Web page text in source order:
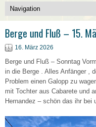
Berge und Fluß – 15.
16. März 2026
Berge und Fluß – Sonntag
in die Berge . Alles Anfänger ,
Problem einen Galopp zu
mit Tochter aus Cabarete und
Hernandez – schön das ihr bei